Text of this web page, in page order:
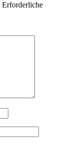
Erforderliche